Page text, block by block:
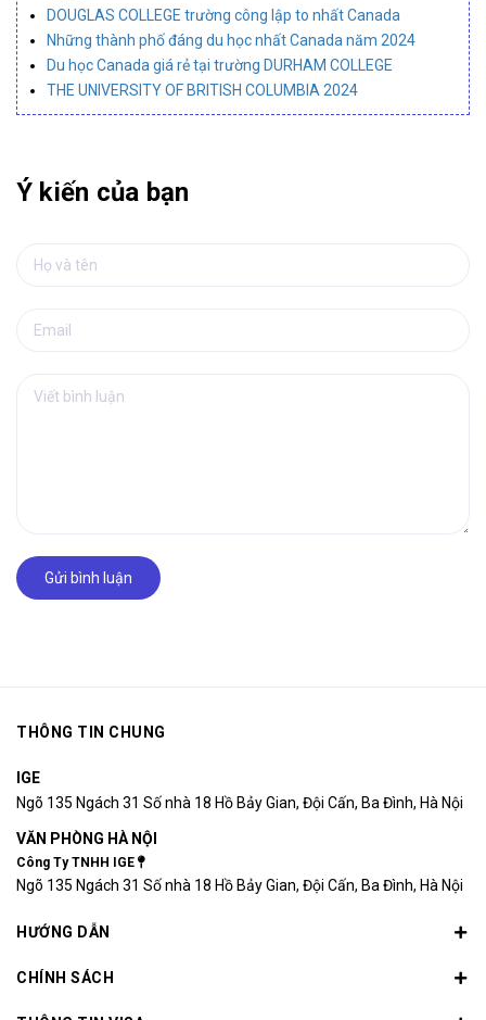
DOUGLAS COLLEGE trường công lập to nhất Canada
Những thành phố đáng du học nhất Canada năm 2024
Du học Canada giá rẻ tại trường DURHAM COLLEGE
THE UNIVERSITY OF BRITISH COLUMBIA 2024
Ý kiến của bạn
Gửi bình luận
THÔNG TIN CHUNG
IGE
Ngõ 135 Ngách 31 Số nhà 18 Hồ Bảy Gian, Đội Cấn, Ba Đình, Hà Nội
VĂN PHÒNG HÀ NỘI
Công Ty TNHH IGE
Ngõ 135 Ngách 31 Số nhà 18 Hồ Bảy Gian, Đội Cấn, Ba Đình, Hà Nội
HƯỚNG DẪN
CHÍNH SÁCH